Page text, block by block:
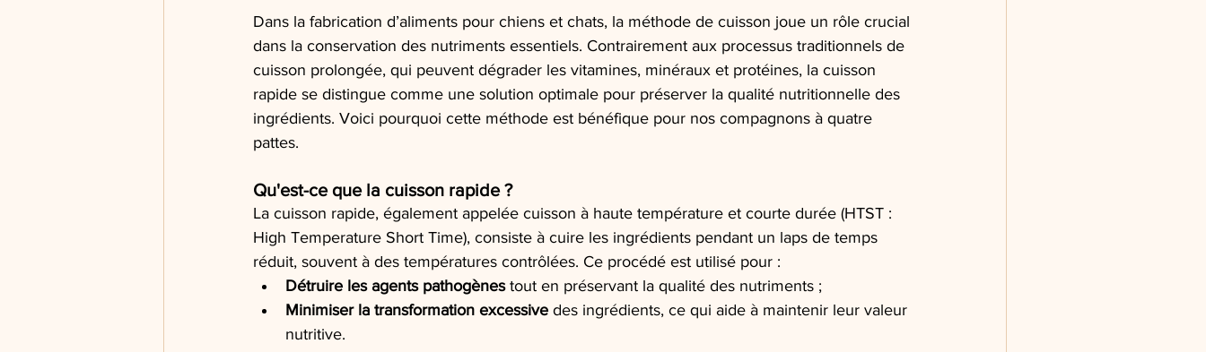
Dans la fabrication d’aliments pour chiens et chats, la méthode de cuisson joue un rôle crucial
dans la conservation des nutriments essentiels. Contrairement aux processus traditionnels de
cuisson prolongée, qui peuvent dégrader les vitamines, minéraux et protéines, la cuisson
rapide se distingue comme une solution optimale pour préserver la qualité nutritionnelle des
ingrédients. Voici pourquoi cette méthode est bénéfique pour nos compagnons à quatre
pattes.
Qu'est-ce que la cuisson rapide ?
La cuisson rapide, également appelée cuisson à haute température et courte durée (HTST :
High Temperature Short Time), consiste à cuire les ingrédients pendant un laps de temps
réduit, souvent à des températures contrôlées. Ce procédé est utilisé pour :
Détruire les agents pathogènes tout en préservant la qualité des nutriments ;
Minimiser la transformation excessive des ingrédients, ce qui aide à maintenir leur valeur
nutritive.